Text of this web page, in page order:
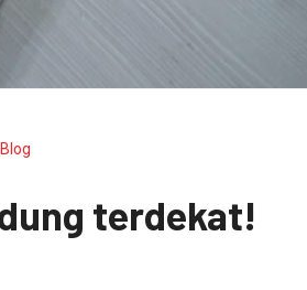
Blog
terdekat!